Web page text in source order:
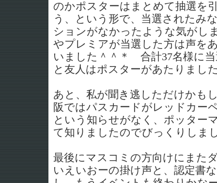
のかポスターはまとめて抽選を
う、という形で、当選されたみ
ションがなかったような気がし
やプレミアが当選した方は声を
いました＾＾＊ 合計37名様に
と友人はポスターがあたりまし
あと、私が聞き逃しただけかも
阪ではパスカードがレッドカー
という知らせがなく、ポッター
て知りましたのでびっくりしま
最後にマスコミの方向けにまた
いえいおーの掛け声と、認定書